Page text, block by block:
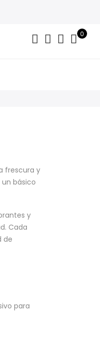
0
frescura y
básico
y
Cada
de
para